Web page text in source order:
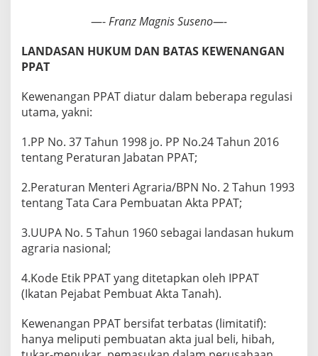
—-Franz Magnis Suseno—-
LANDASAN HUKUM DAN BATAS KEWENANGAN
PPAT
Kewenangan PPAT diatur dalam beberapa regulasi
utama, yakni:
1.PP No. 37 Tahun 1998 jo. PP No.24 Tahun 2016
tentang Peraturan Jabatan PPAT;
2.Peraturan Menteri Agraria/BPN No. 2 Tahun 1993
tentang Tata Cara Pembuatan Akta PPAT;
3.UUPA No. 5 Tahun 1960 sebagai landasan hukum
agraria nasional;
4.Kode Etik PPAT yang ditetapkan oleh IPPAT
(Ikatan Pejabat Pembuat Akta Tanah).
Kewenangan PPAT bersifat terbatas (limitatif):
hanya meliputi pembuatan akta jual beli, hibah,